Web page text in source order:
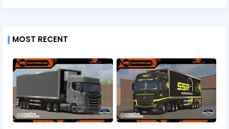
MOST RECENT